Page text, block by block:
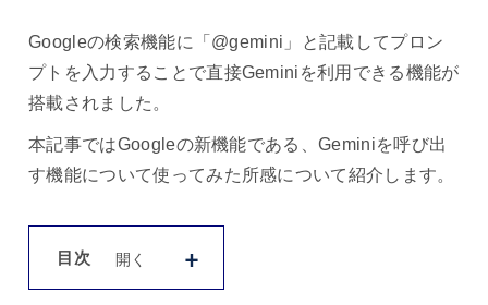
Googleの検索機能に「@gemini」と記載してプロン
プトを入力することで直接Geminiを利用できる機能が
搭載されました。
本記事ではGoogleの新機能である、Geminiを呼び出
す機能について使ってみた所感について紹介します。
目次